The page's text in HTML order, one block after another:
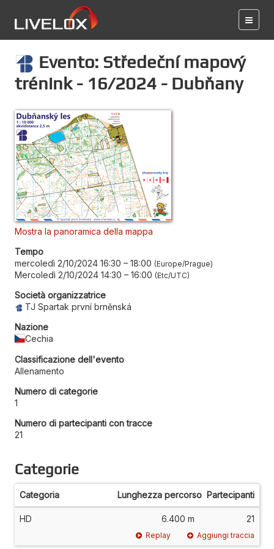
Evento: Středeční mapový
trénink - 16/2024 - Dubňany
Mostra la panoramica della mappa
Tempo
mercoledì 2/10/2024 16:30 – 18:00 Europe/Prague
Mercoledì 2/10/2024 14:30 – 16:00 Etc/UTC
Società organizzatrice
TJ Spartak první brněnská
Nazione
Cechia
Classificazione dell'evento
Allenamento
Numero di categorie
1
Numero di partecipanti con tracce
21
Categorie
Categoria Lunghezza percorso Partecipanti
HD 6.400 m 21
Replay Aggiungi traccia